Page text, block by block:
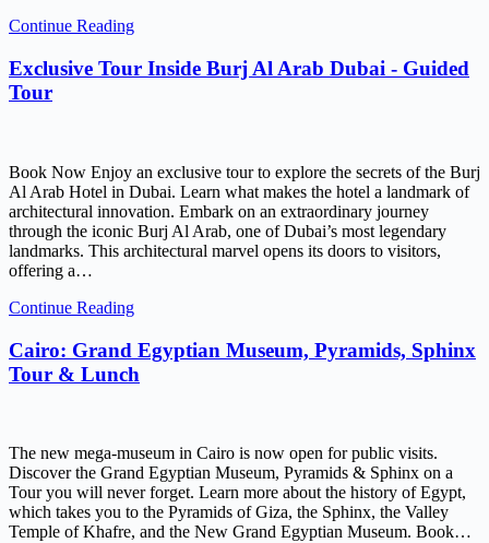
Continue Reading
Exclusive Tour Inside Burj Al Arab Dubai - Guided
Tour
Book Now Enjoy an exclusive tour to explore the secrets of the Burj
Al Arab Hotel in Dubai. Learn what makes the hotel a landmark of
architectural innovation. Embark on an extraordinary journey
through the iconic Burj Al Arab, one of Dubai’s most legendary
landmarks. This architectural marvel opens its doors to visitors,
offering a…
Continue Reading
Cairo: Grand Egyptian Museum, Pyramids, Sphinx
Tour & Lunch
The new mega-museum in Cairo is now open for public visits.
Discover the Grand Egyptian Museum, Pyramids & Sphinx on a
Tour you will never forget. Learn more about the history of Egypt,
which takes you to the Pyramids of Giza, the Sphinx, the Valley
Temple of Khafre, and the New Grand Egyptian Museum. Book…